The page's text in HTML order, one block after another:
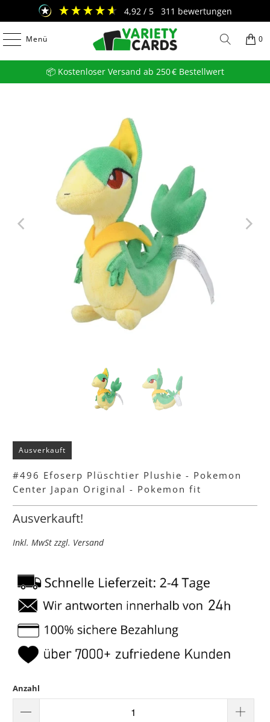
Menü 0
4,92 / 5 311 bewertungen
📦 Kostenloser Versand ab 250 € Bestellwert
Ausverkauft
#496 Efoserp Plüschtier Plushie - Pokemon
Center Japan Original - Pokemon fit
Ausverkauft!
Inkl. MwSt zzgl. Versand
Anzahl